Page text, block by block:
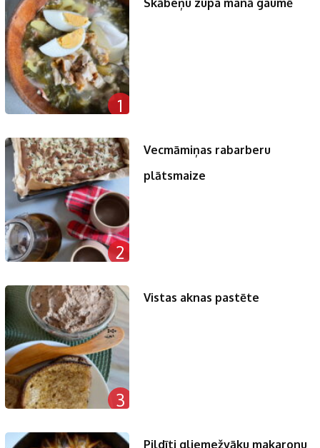
1
2
Vecmāmiņas rabarberu
plātsmaize
3
Vistas aknas pastēte
Pildīti gliemežvāku makaronu